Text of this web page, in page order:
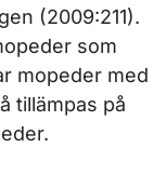
(2009:211).
som
mopeder med
tillämpas på